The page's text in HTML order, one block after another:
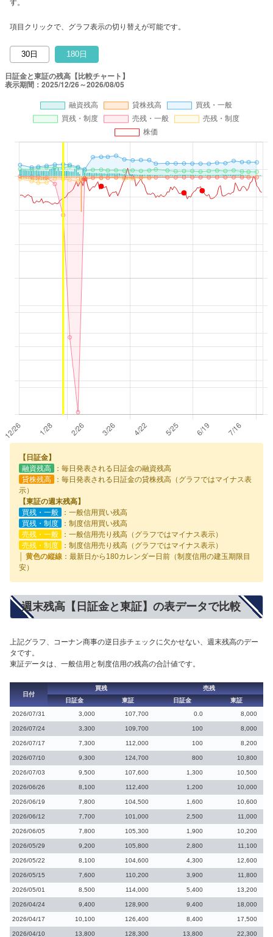
す。
項目クリックで、グラフ表示の切り替えが可能です。
30日 180日
【日証金】
融資残高
：毎日発表される日証金の融資残高
貸株残高
：毎日発表される日証金の貸株残高（グラフではマイナス表
示）
【東証の週末残高】
買残・一般
：一般信用買い残高
買残・制度
：制度信用買い残高
売残・一般
：一般信用売り残高（グラフではマイナス表示）
売残・制度
：制度信用売り残高（グラフではマイナス表示）
│ 黄色の縦線 ：最新日から180カレンダー日前（制度信用の建玉期限目
安）
週末残高【日証金と東証】の表データで比較
上記グラフ、コーナン商事の逆日歩チェックに欠かせない、週末残高のデー
タです。
東証データは、一般信用と制度信用の残高の合計値です。
日付
買残
売残
日証金
東証 日証金
東証
2026/07/31
3,000 107,700 0.0 8,000
2026/07/24 3,300 109,700 100 8,000
2026/07/17 7,300 112,000 100 8,200
2026/07/10 9,300 124,700 800 10,800
2026/07/03 9,500 107,600 1,300 10,500
2026/06/26 8,100 112,400 1,200 10,000
2026/06/19 7,800 104,500 1,600 10,600
2026/06/12 7,700 101,000 2,500 11,000
2026/06/05 7,800 105,300 1,900 10,200
2026/05/29 9,200 105,800 2,800 11,100
2026/05/22 8,100 104,600 4,300 12,600
2026/05/15 7,600 110,200 3,900 11,800
2026/05/01 8,500 114,000 5,400 13,200
2026/04/24 9,400 128,900 9,400 18,000
2026/04/17 10,100 126,400 8,400 17,500
2026/04/10 13,800 128,300 13,800 22,300